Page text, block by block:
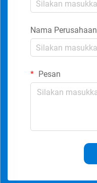
Nama Perusahaan
Pesan